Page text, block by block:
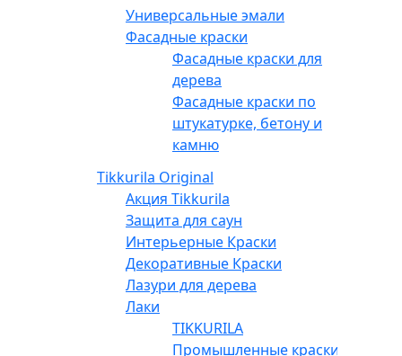
Универсальные эмали
Фасадные краски
Фасадные краски для
дерева
Фасадные краски по
штукатурке, бетону и
камню
Tikkurila Original
Акция Tikkurila
Защита для саун
Интерьерные Краски
Декоративные Краски
Лазури для дерева
Лаки
TIKKURILA
Промышленные краски